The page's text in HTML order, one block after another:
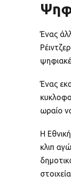
Ένας
Ένας
ωραίο
Η
κλιπ